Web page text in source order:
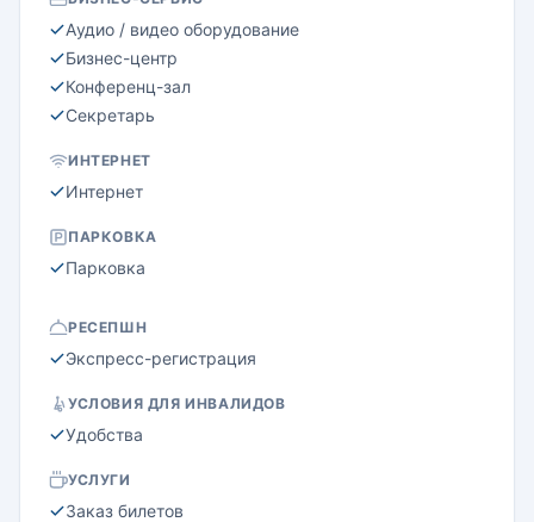
Aудио / видео оборудование
Бизнес-центр
Конференц-зал
Секретарь
ИНТЕРНЕТ
Интернет
ПАРКОВКА
Парковка
РЕСЕПШН
Экспресс-регистрация
УСЛОВИЯ ДЛЯ ИНВАЛИДОВ
Удобства
УСЛУГИ
Заказ билетов